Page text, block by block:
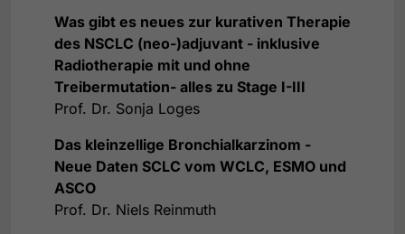
Was gibt es neues zur kurativen Therapie
des NSCLC (neo-)adjuvant - inklusive
Radiotherapie mit und ohne
Treibermutation- alles zu Stage I-III
Prof. Dr. Sonja Loges
Das kleinzellige Bronchialkarzinom -
Neue Daten SCLC vom WCLC, ESMO und
ASCO
Prof. Dr. Niels Reinmuth